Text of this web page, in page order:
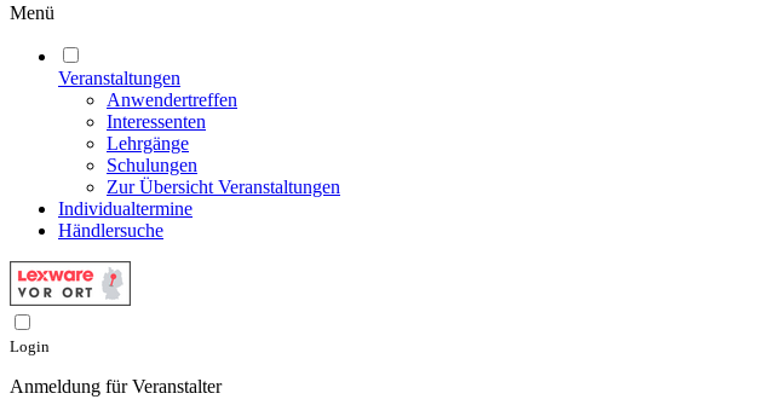
Menü
Veranstaltungen
Anwendertreffen
Interessenten
Lehrgänge
Schulungen
Zur Übersicht Veranstaltungen
Individualtermine
Händlersuche
Login
Anmeldung für Veranstalter